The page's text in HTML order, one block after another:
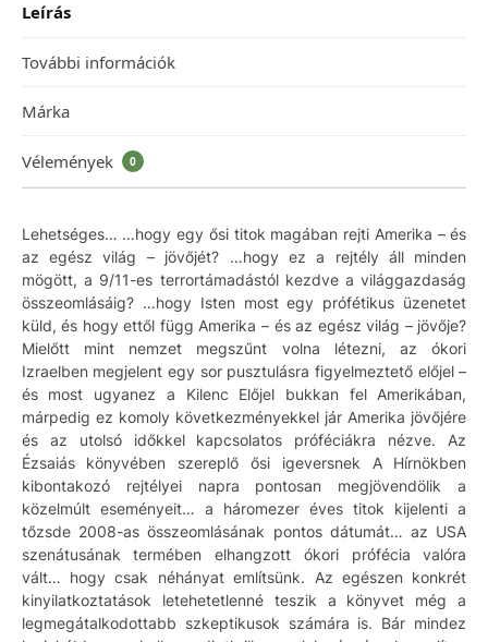
Leírás
További információk
Márka
Vélemények 0
Lehetséges… …hogy egy ősi titok magában rejti Amerika – és
az egész világ – jövőjét? …hogy ez a rejtély áll minden
mögött, a 9/11-es terrortámadástól kezdve a világgazdaság
összeomlásáig? …hogy Isten most egy prófétikus üzenetet
küld, és hogy ettől függ Amerika – és az egész világ – jövője?
Mielőtt mint nemzet megszűnt volna létezni, az ókori
Izraelben megjelent egy sor pusztulásra figyelmeztető előjel –
és most ugyanez a Kilenc Előjel bukkan fel Amerikában,
márpedig ez komoly következményekkel jár Amerika jövőjére
és az utolsó időkkel kapcsolatos próféciákra nézve. Az
Ézsaiás könyvében szereplő ősi igeversnek A Hírnökben
kibontakozó rejtélyei napra pontosan megjövendölik a
közelmúlt eseményeit… a háromezer éves titok kijelenti a
tőzsde 2008-as összeomlásának pontos dátumát… az USA
szenátusának termében elhangzott ókori prófécia valóra
vált… hogy csak néhányat említsünk. Az egészen konkrét
kinyilatkoztatások letehetetlenné teszik a könyvet még a
legmegátalkodottabb szkeptikusok számára is. Bár mindez